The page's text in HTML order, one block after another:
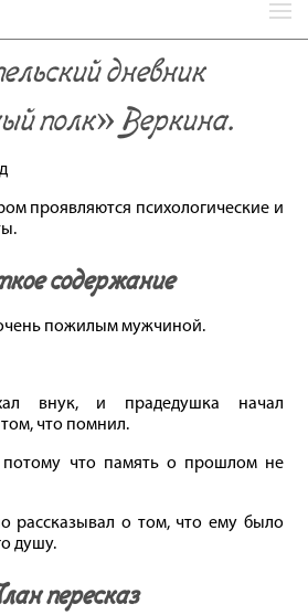
дневник
полк» Веркина.
проявляются психологические и
содержание
пожилым мужчиной.
внук, и прадедушка начал
что помнил.
что память о прошлом не
рассказывал о том, что ему было
душу.
пересказ